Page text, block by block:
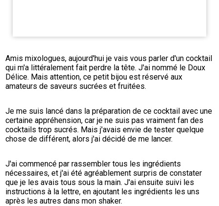
Amis mixologues, aujourd'hui je vais vous parler d'un cocktail
qui m'a littéralement fait perdre la tête. J'ai nommé le Doux
Délice. Mais attention, ce petit bijou est réservé aux
amateurs de saveurs sucrées et fruitées.
Je me suis lancé dans la préparation de ce cocktail avec une
certaine appréhension, car je ne suis pas vraiment fan des
cocktails trop sucrés. Mais j'avais envie de tester quelque
chose de différent, alors j'ai décidé de me lancer.
J'ai commencé par rassembler tous les ingrédients
nécessaires, et j'ai été agréablement surpris de constater
que je les avais tous sous la main. J'ai ensuite suivi les
instructions à la lettre, en ajoutant les ingrédients les uns
après les autres dans mon shaker.